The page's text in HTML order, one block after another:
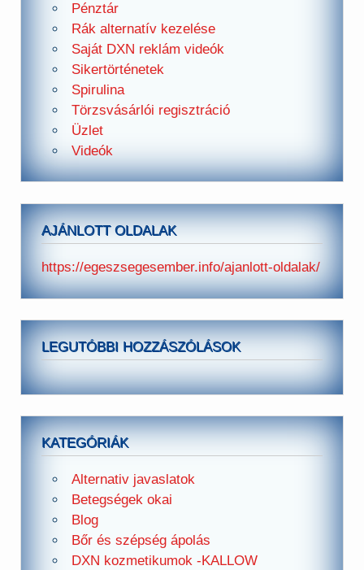
Pénztár
Rák alternatív kezelése
Saját DXN reklám videók
Sikertörténetek
Spirulina
Törzsvásárlói regisztráció
Üzlet
Videók
AJÁNLOTT OLDALAK
https://egeszsegesember.info/ajanlott-oldalak/
LEGUTÓBBI HOZZÁSZÓLÁSOK
KATEGÓRIÁK
Alternativ javaslatok
Betegségek okai
Blog
Bőr és szépség ápolás
DXN kozmetikumok -KALLOW